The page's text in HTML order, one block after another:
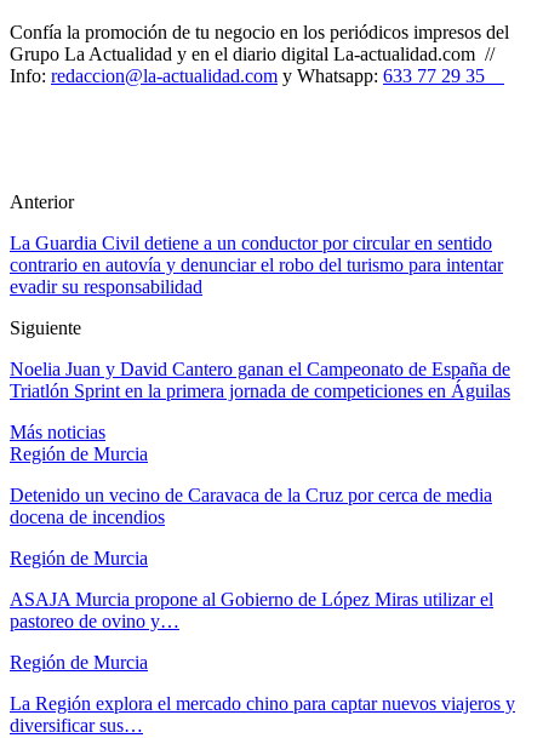
Confía la promoción de tu negocio en los periódicos impresos del
Grupo La Actualidad y en el diario digital La-actualidad.com //
Info: redaccion@la-actualidad.com y Whatsapp: 633 77 29 35
Anterior
La Guardia Civil detiene a un conductor por circular en sentido
contrario en autovía y denunciar el robo del turismo para intentar
evadir su responsabilidad
Siguiente
Noelia Juan y David Cantero ganan el Campeonato de España de
Triatlón Sprint en la primera jornada de competiciones en Águilas
Más noticias
Región de Murcia
Detenido un vecino de Caravaca de la Cruz por cerca de media
docena de incendios
Región de Murcia
ASAJA Murcia propone al Gobierno de López Miras utilizar el
pastoreo de ovino y…
Región de Murcia
La Región explora el mercado chino para captar nuevos viajeros y
diversificar sus…